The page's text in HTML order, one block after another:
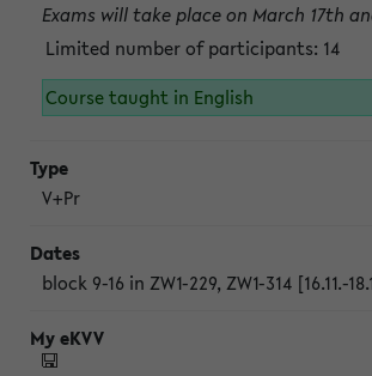
Exams will take place on March 17th
Limited number of participants: 14
Course taught in English
V+Pr
block 9-16 in ZW1-229, ZW1-314 [16.11.-